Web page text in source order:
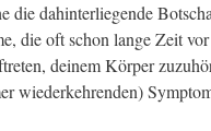
die dahinterliegende
die oft schon lange Zeit
deinem Körper
wiederkehrenden)